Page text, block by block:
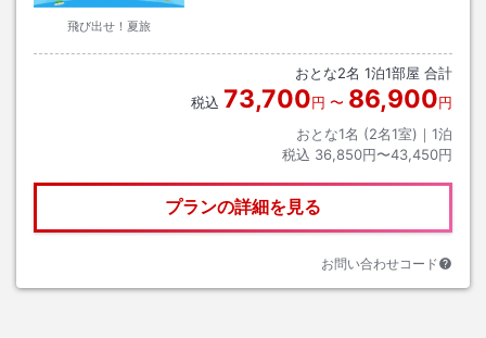
飛び出せ！夏旅
おとな2名 1泊1部屋 合計
税込 73,700円 〜 86,900円
おとな1名 (2名1室)｜ 1泊
税込 36,850円〜43,450円
プランの詳細を見る
お問い合わせコード